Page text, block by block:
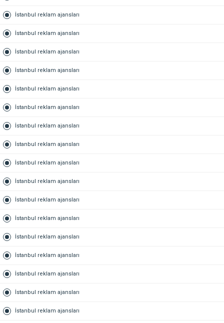
İstanbul reklam ajansları
İstanbul reklam ajansları
İstanbul reklam ajansları
İstanbul reklam ajansları
İstanbul reklam ajansları
İstanbul reklam ajansları
İstanbul reklam ajansları
İstanbul reklam ajansları
İstanbul reklam ajansları
İstanbul reklam ajansları
İstanbul reklam ajansları
İstanbul reklam ajansları
İstanbul reklam ajansları
İstanbul reklam ajansları
İstanbul reklam ajansları
İstanbul reklam ajansları
İstanbul reklam ajansları